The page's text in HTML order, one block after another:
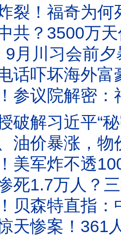
死守沉默？1100页私人日记与特
万天价晶片案大曝光！卷10亿
前夕暴风雨！数亿美金砸
豪！中共追缴离岸信托，全球天眼
奇秘密潜入CIA，DEFUSE蓝图背后
平“秘密议程”！百年变局
持续上涨吗？中共逼没钱人消费有多荒
米花岗岩？川普点名伊朗“镐山”！
三峡溃坝模拟：6小时抹平宜昌，
：中共AI是头号国安威胁！当场
人被逼跳入1500度钢水人间蒸